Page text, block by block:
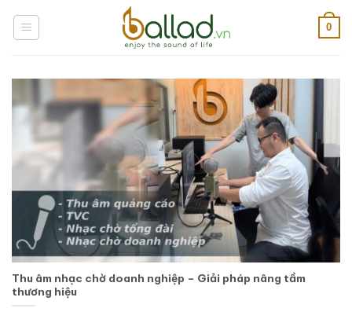
qua
0
Thu âm nhạc chờ doanh nghiệp – Giải pháp nâng tầm
thương hiệu